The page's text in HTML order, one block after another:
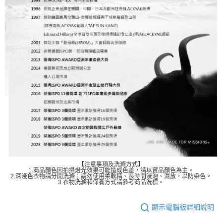
【注意事項及洗滌方式】
1.商品顏色因拍攝燈光效果可能造成色差，請以實品顏色為主。
2.深淺色衣物請分開洗滌；請勿使用柔軟精、長時間浸泡、濕放，以防染色。
3.衣物洗滌和保養方式請參考商品洗標。
顯示電腦版詳細說明